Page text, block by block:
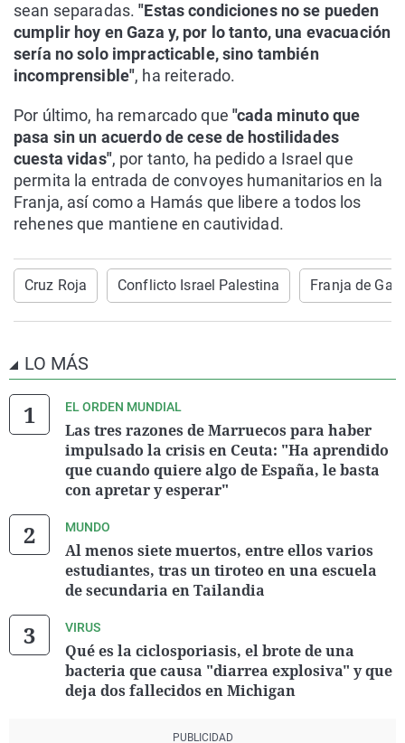
sean separadas."Estas condiciones no se pueden
cumplir hoy en Gaza y, por lo tanto, una evacuación
sería no solo impracticable, sino también
incomprensible", ha reiterado.
Por último, ha remarcado que"cada minuto que
pasa sin un acuerdo de cese de hostilidades
cuesta vidas", por tanto, ha pedido a Israel que
permita la entrada de convoyes humanitarios en la
Franja, así como a Hamás que libere a todos los
rehenes que mantiene en cautividad.
Cruz Roja Conflicto Israel Palestina Franja de
LO MÁS
EL ORDEN MUNDIAL
Las tres razones de Marruecos para haber
impulsado la crisis en Ceuta: "Ha aprendido
que cuando quiere algo de España, le basta
con apretar y esperar"
MUNDO
Al menos siete muertos, entre ellos varios
estudiantes, tras un tiroteo en una escuela
de secundaria en Tailandia
VIRUS
Qué es la ciclosporiasis, el brote de una
bacteria que causa "diarrea explosiva" y que
deja dos fallecidos en Michigan